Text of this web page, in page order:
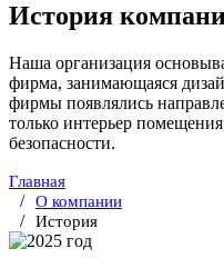
История
Наша организация
фирма, занимающаяся
фирмы появлялись
только интерьер
безопасности.
Главная
О компании
История